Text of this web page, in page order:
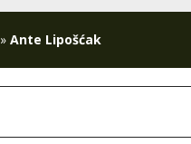
» Ante Lipošćak